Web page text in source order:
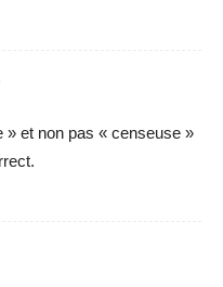
» et non pas « censeuse »